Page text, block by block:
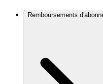
Remboursements